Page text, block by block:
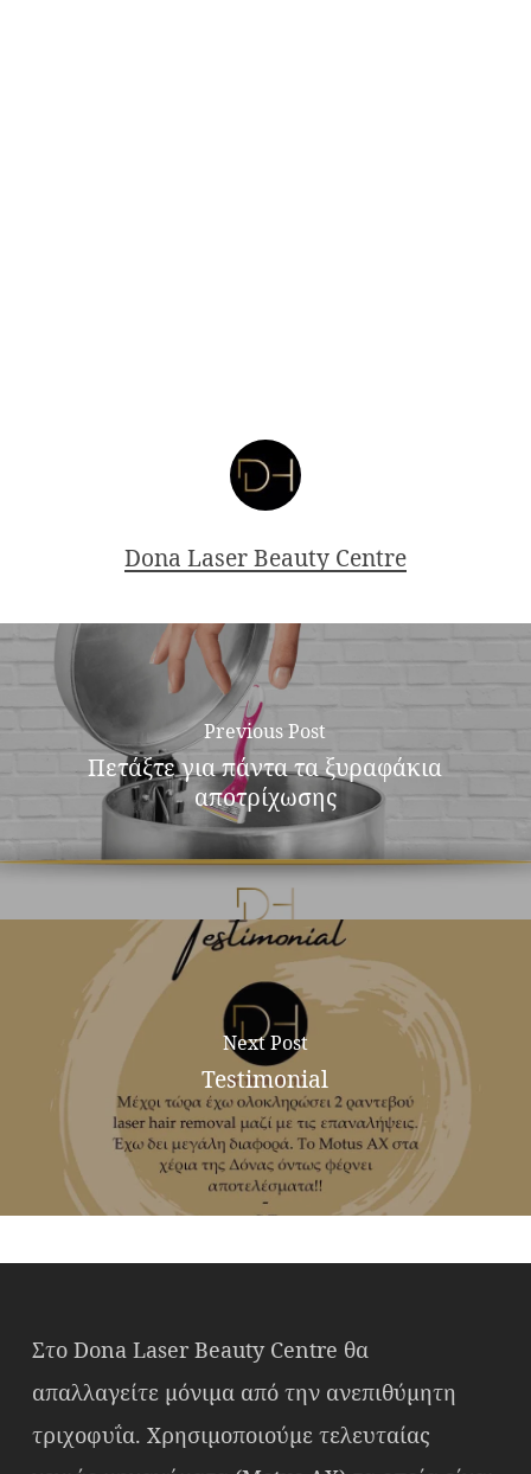
Dona Laser Beauty Centre
Previous Post
Πετάξτε για πάντα τα ξυραφάκια
αποτρίχωσης
Next Post
Testimonial